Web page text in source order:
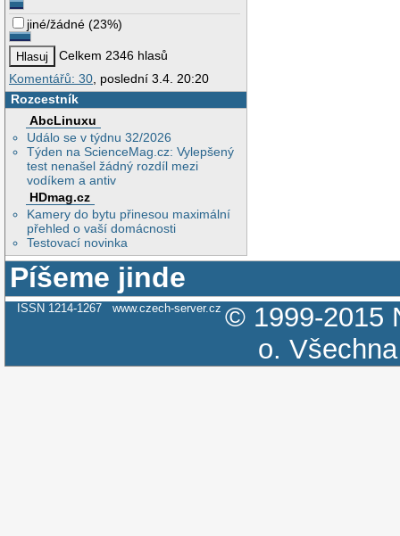
jiné/žádné (23%)
Celkem 2346 hlasů
Komentářů: 30 , poslední 3.4. 20:20
Rozcestník
AbcLinuxu
Událo se v týdnu 32/2026
Týden na ScienceMag.cz: Vylepšený
test nenašel žádný rozdíl mezi
vodíkem a antiv
HDmag.cz
Kamery do bytu přinesou maximální
přehled o vaší domácnosti
Testovací novinka
Píšeme jinde
ISSN 1214-1267 www.czech-server.cz © 1999-2015
o.